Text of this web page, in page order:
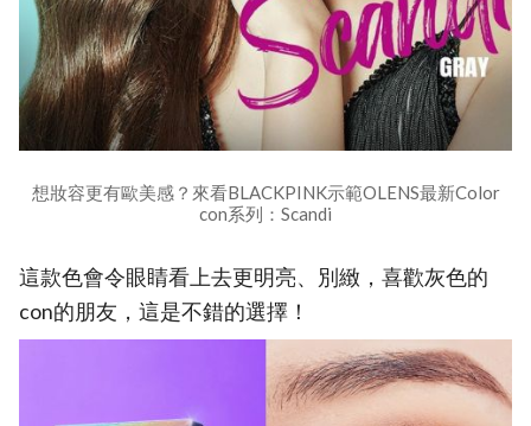
想妝容更有歐美感？來看BLACKPINK示範OLENS最新Color
con系列：Scandi
這款色會令眼睛看上去更明亮、別緻，喜歡灰色的
con的朋友，這是不錯的選擇！